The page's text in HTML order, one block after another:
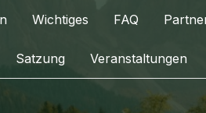
Wichtiges FAQ
Satzung Veranstaltungen